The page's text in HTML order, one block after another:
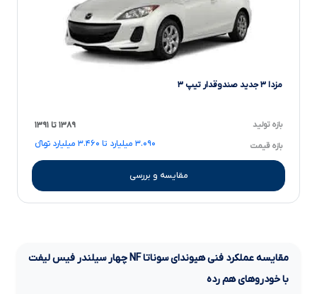
مزدا ۳ جدید صندوقدار تیپ ۳
بازه تولید ۱۳۸۹ تا ۱۳۹۱
بازه قیمت ۳.۰۹۰ میلیارد تا ۳.۴۶۰ میلیارد تومانءءء
مقایسه و بررسی
مقایسه عملکرد فنیهیوندای سوناتاNFچهار سیلندر فیس لیفت
با خودروهای هم رده